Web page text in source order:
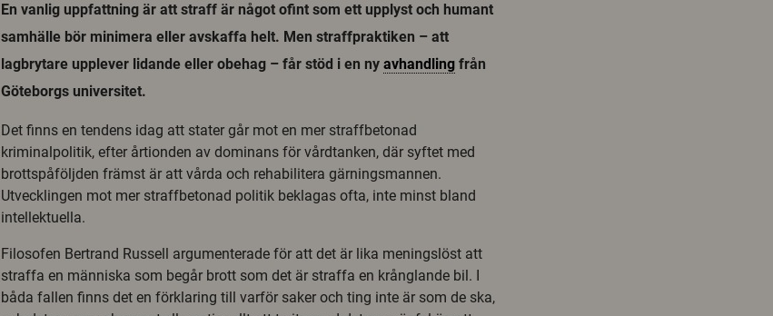
En vanlig uppfattning är att straff är något ofint som ett upplyst och humant
samhälle bör minimera eller avskaffa helt. Men straffpraktiken – att
lagbrytare upplever lidande eller obehag – får stöd i en ny avhandling från
Göteborgs universitet.
Det finns en tendens idag att stater går mot en mer straffbetonad
kriminalpolitik, efter årtionden av dominans för vårdtanken, där syftet med
brottspåföljden främst är att vårda och rehabilitera gärningsmannen.
Utvecklingen mot mer straffbetonad politik beklagas ofta, inte minst bland
intellektuella.
Filosofen Bertrand Russell argumenterade för att det är lika meningslöst att
straffa en människa som begår brott som det är straffa en krånglande bil. I
båda fallen finns det en förklaring till varför saker och ting inte är som de ska,